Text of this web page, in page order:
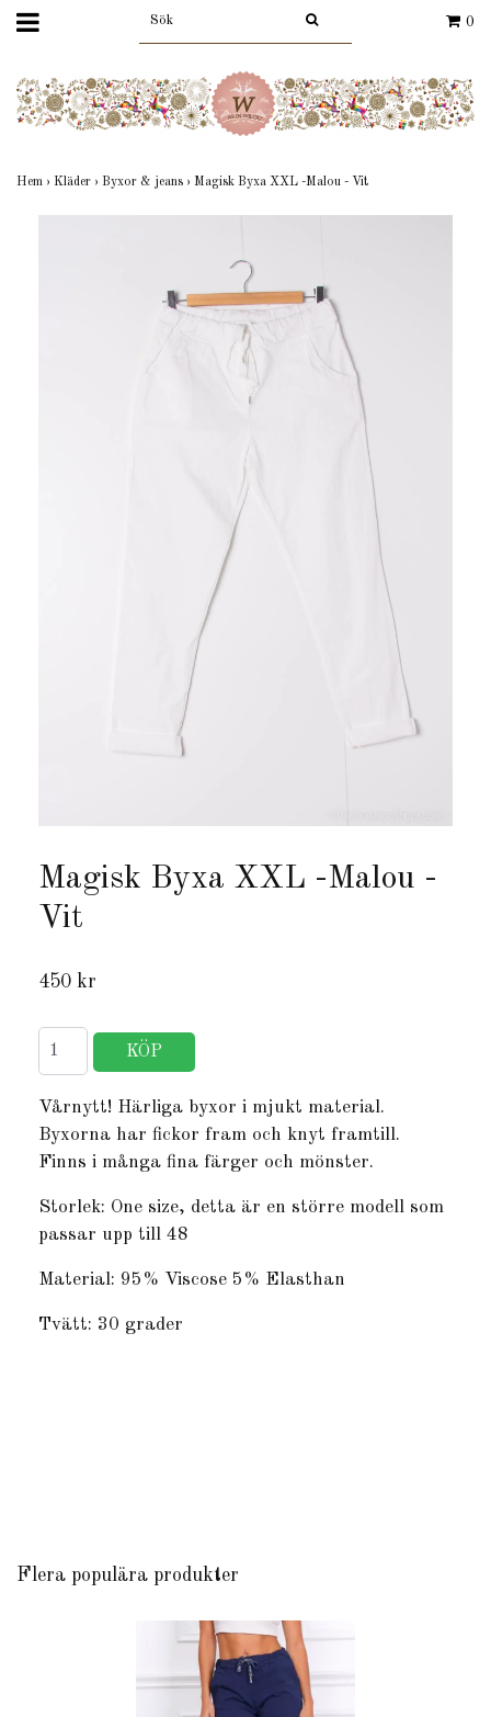
0
Hem › Kläder › Byxor & jeans › Magisk Byxa XXL -Malou - Vit
Magisk Byxa XXL -Malou -
Vit
450 kr
Vårnytt! Härliga byxor i mjukt material.
Byxorna har fickor fram och knyt framtill.
Finns i många fina färger och mönster.
Storlek: One size, detta är en större modell som
passar upp till 48
Material: 95% Viscose 5% Elasthan
Tvätt: 30 grader
Flera populära produkter